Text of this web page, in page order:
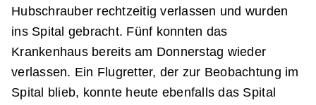
Hubschrauber rechtzeitig verlassen und wurden
ins Spital gebracht. Fünf konnten das
Krankenhaus bereits am Donnerstag wieder
verlassen. Ein Flugretter, der zur Beobachtung im
Spital blieb, konnte heute ebenfalls das Spital